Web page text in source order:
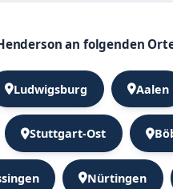
an folgenden
Ludwigsburg Aalen
Stuttgart-Ost
Nürtingen